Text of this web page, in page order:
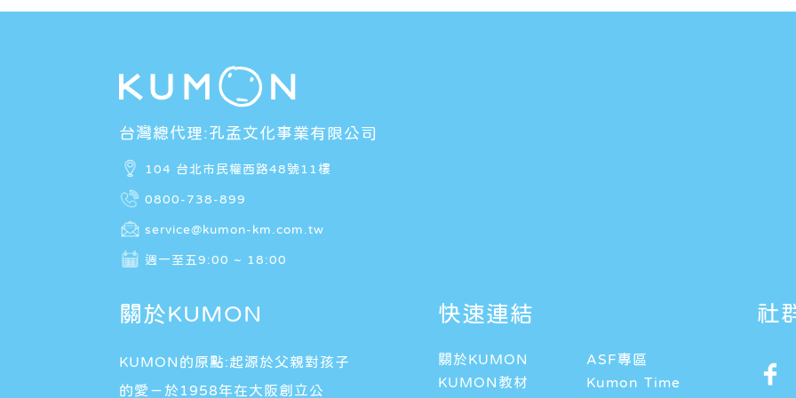
台灣總代理:孔孟文化事業有限公司
104 台北市民權西路48號11樓
0800-738-899
service@kumon-km.com.tw
週一至五9:00 ~ 18:00
關於KUMON
KUMON的原點:起源於父親對孩子
的愛－於1958年在大阪創立公
快速連結
關於KUMON
ASF專區
KUMON教材
Kumon Time
社